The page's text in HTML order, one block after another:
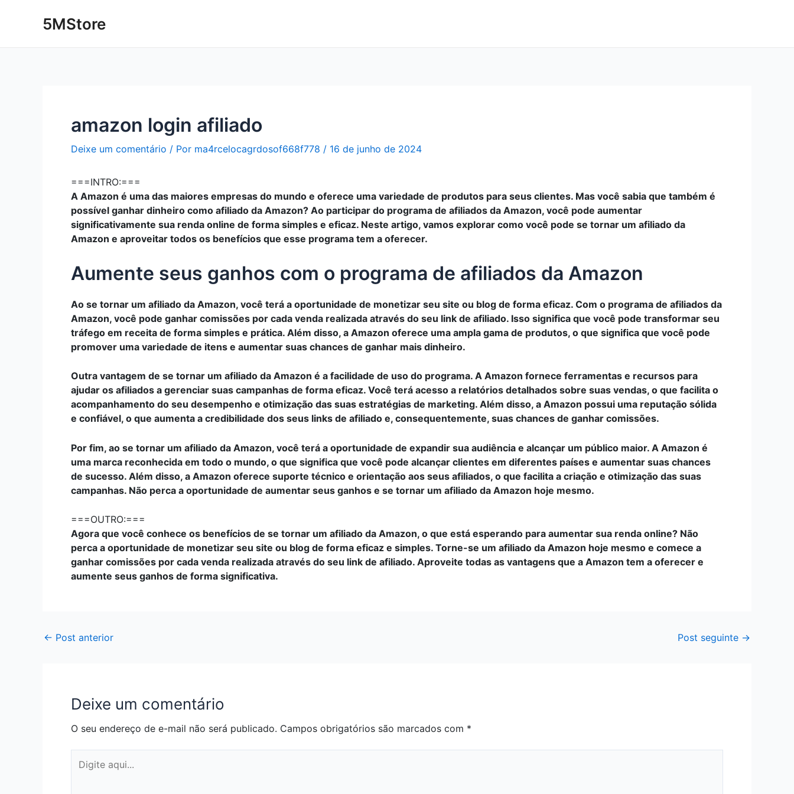
5MStore
amazon login afiliado
Deixe um comentário / Por ma4rcelocagrdosof668f778 / 16 de junho de 2024
===INTRO:===
A Amazon é uma das maiores empresas do mundo e oferece uma variedade de produtos para seus clientes. Mas você sabia que também é
possível ganhar dinheiro como afiliado da Amazon? Ao participar do programa de afiliados da Amazon, você pode aumentar
significativamente sua renda online de forma simples e eficaz. Neste artigo, vamos explorar como você pode se tornar um afiliado da
Amazon e aproveitar todos os benefícios que esse programa tem a oferecer.
Aumente seus ganhos com o programa de afiliados da Amazon
Ao se tornar um afiliado da Amazon, você terá a oportunidade de monetizar seu site ou blog de forma eficaz. Com o programa de afiliados da
Amazon, você pode ganhar comissões por cada venda realizada através do seu link de afiliado. Isso significa que você pode transformar seu
tráfego em receita de forma simples e prática. Além disso, a Amazon oferece uma ampla gama de produtos, o que significa que você pode
promover uma variedade de itens e aumentar suas chances de ganhar mais dinheiro.
Outra vantagem de se tornar um afiliado da Amazon é a facilidade de uso do programa. A Amazon fornece ferramentas e recursos para
ajudar os afiliados a gerenciar suas campanhas de forma eficaz. Você terá acesso a relatórios detalhados sobre suas vendas, o que facilita o
acompanhamento do seu desempenho e otimização das suas estratégias de marketing. Além disso, a Amazon possui uma reputação sólida
e confiável, o que aumenta a credibilidade dos seus links de afiliado e, consequentemente, suas chances de ganhar comissões.
Por fim, ao se tornar um afiliado da Amazon, você terá a oportunidade de expandir sua audiência e alcançar um público maior. A Amazon é
uma marca reconhecida em todo o mundo, o que significa que você pode alcançar clientes em diferentes países e aumentar suas chances
de sucesso. Além disso, a Amazon oferece suporte técnico e orientação aos seus afiliados, o que facilita a criação e otimização das suas
campanhas. Não perca a oportunidade de aumentar seus ganhos e se tornar um afiliado da Amazon hoje mesmo.
===OUTRO:===
Agora que você conhece os benefícios de se tornar um afiliado da Amazon, o que está esperando para aumentar sua renda online? Não
perca a oportunidade de monetizar seu site ou blog de forma eficaz e simples. Torne-se um afiliado da Amazon hoje mesmo e comece a
ganhar comissões por cada venda realizada através do seu link de afiliado. Aproveite todas as vantagens que a Amazon tem a oferecer e
aumente seus ganhos de forma significativa.
navigation
← Post anterior Post seguinte →
Deixe um comentário
O seu endereço de e-mail não será publicado. Campos obrigatórios são marcados com *
aqui...